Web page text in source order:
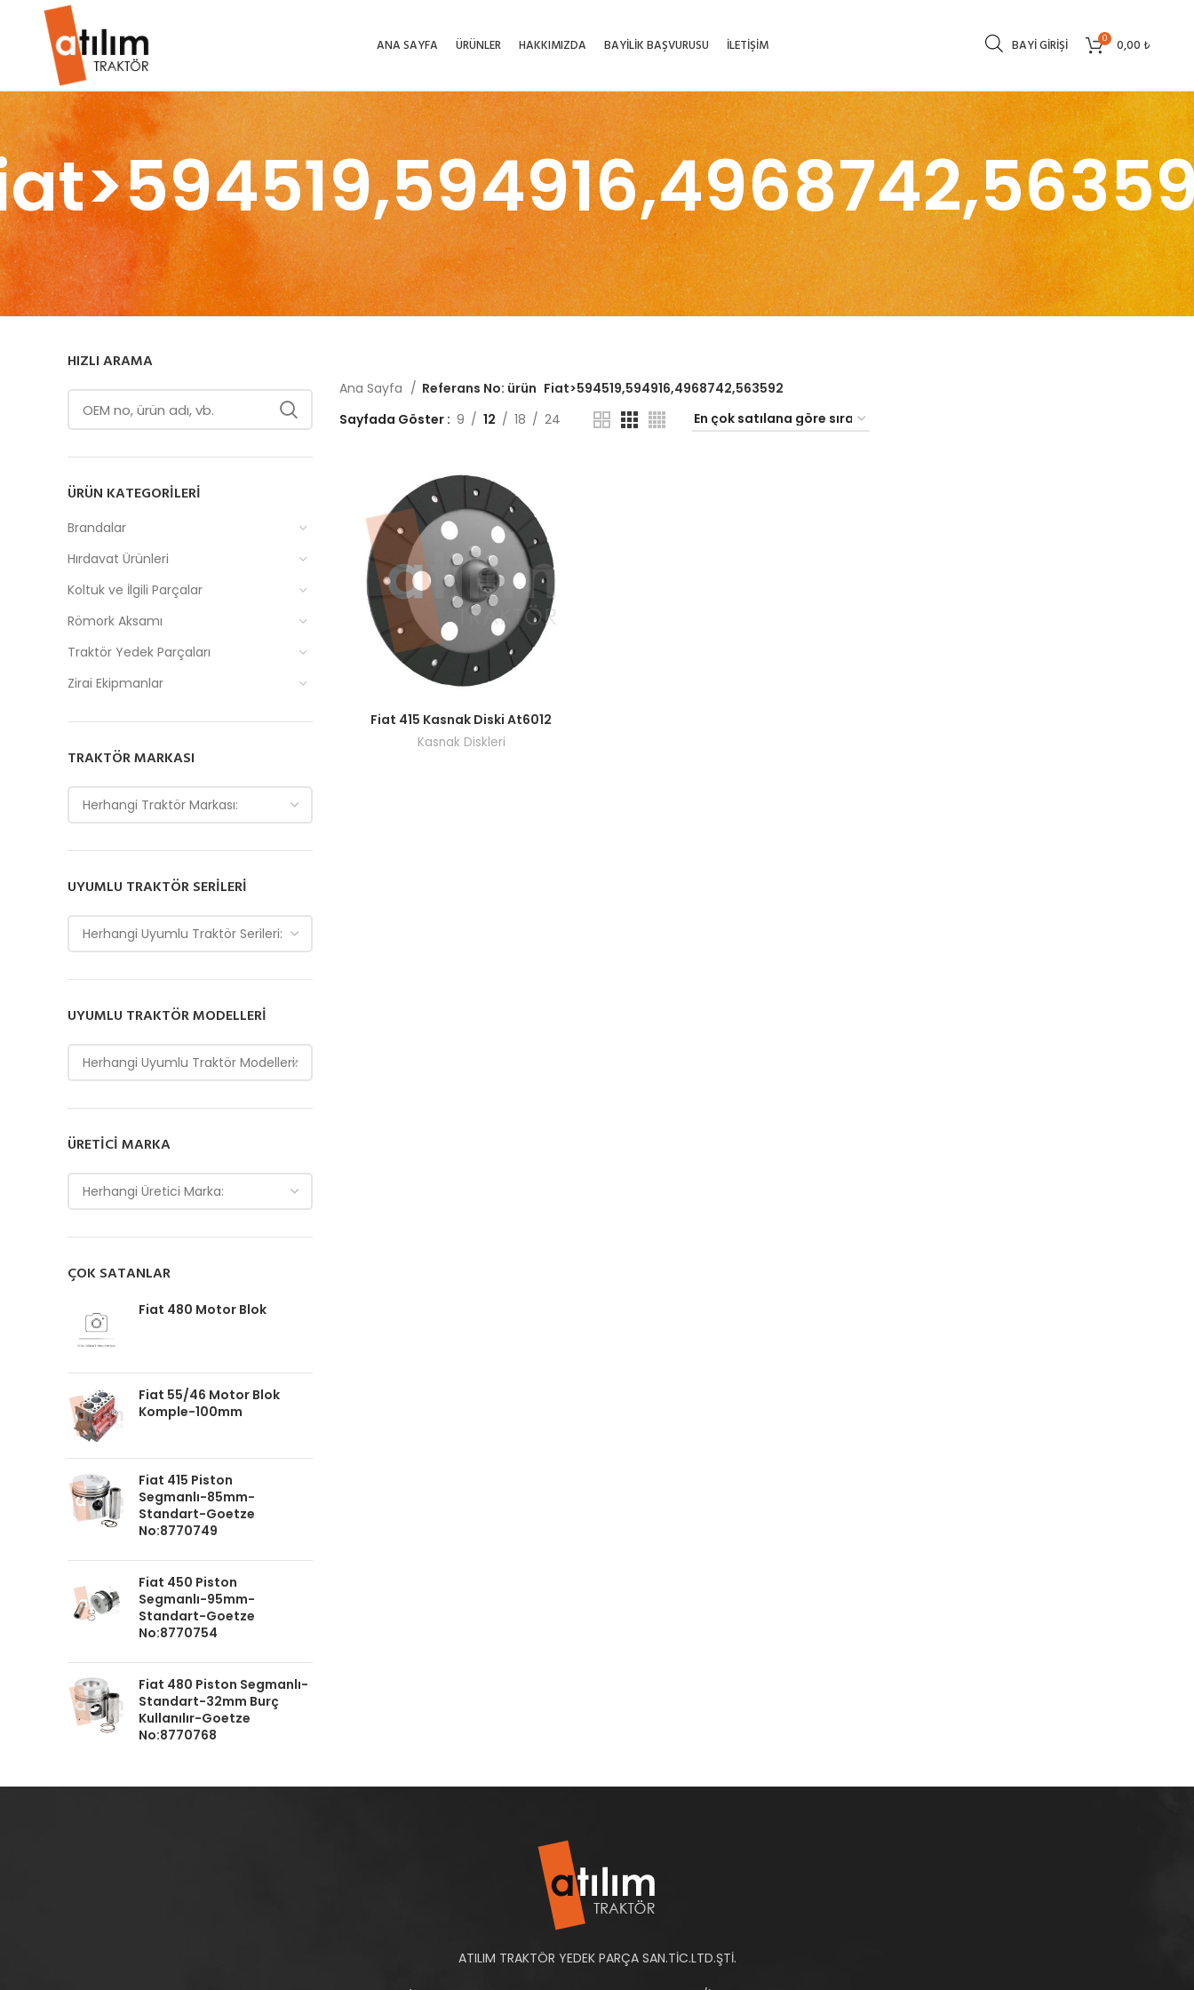
ANA SAYFA ÜRÜNLER HAKKIMIZDA BAYİLİK BAŞVURUSU İLETİŞİM BAYI GIRIŞI 0 0,00₺
HIZLI ARAMA
ÜRÜN KATEGORILERI
Brandalar
Hırdavat Ürünleri
Koltuk ve İlgili Parçalar
Römork Aksamı
Traktör Yedek Parçaları
Zirai Ekipmanlar
TRAKTÖR MARKASI
Herhangi Traktör Markası:
UYUMLU TRAKTÖR SERILERI
Herhangi Uyumlu Traktör Serileri:
UYUMLU TRAKTÖR MODELLERI
Herhangi Uyumlu Traktör Modelleri:
ÜRETICI MARKA
Herhangi Üretici Marka:
ÇOK SATANLAR
Fiat 480 Motor Blok
Fiat 55/46 Motor Blok
Komple-100mm
Fiat 415 Piston
Segmanlı-85mm-
Standart-Goetze
No:8770749
Fiat 450 Piston
Segmanlı-95mm-
Standart-Goetze
No:8770754
Fiat 480 Piston Segmanlı-
Standart-32mm Burç
Kullanılır-Goetze
No:8770768
Ana Sayfa Referans No: ürün Fiat>594519,594916,4968742,563592
Sayfada Göster
9 12 18 24
Fiyatları görmek için bayi girişi yapın.
Fiat 415 Kasnak Diski At6012
Kasnak Diskleri
ATILIM TRAKTÖR YEDEK PARÇA SAN.TİC.LTD.ŞTİ.